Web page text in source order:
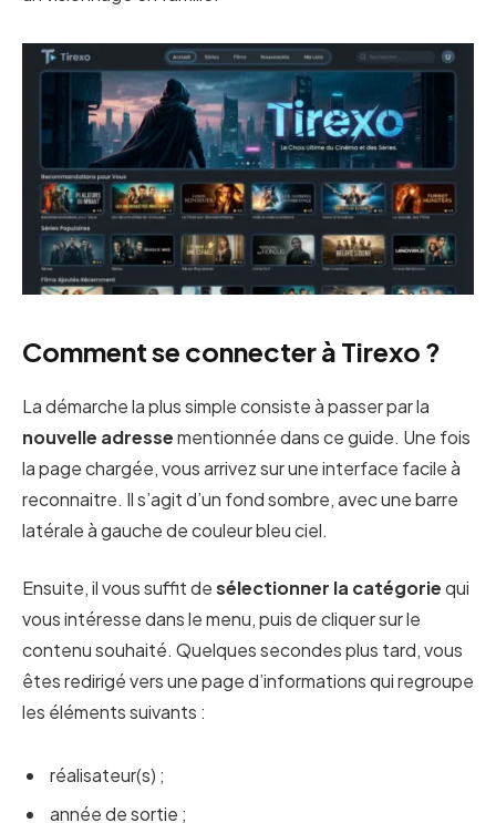
Comment se connecter à Tirexo ?
La démarche la plus simple consiste à passer par la
nouvelle adressementionnée dans ce guide. Une fois
la page chargée, vous arrivez sur une interface facile à
reconnaitre. Il s’agit d’un fond sombre, avec une barre
latérale à gauche de couleur bleu ciel.
Ensuite, il vous suffit desélectionner la catégoriequi
vous intéresse dans le menu, puis de cliquer sur le
contenu souhaité. Quelques secondes plus tard, vous
êtes redirigé vers une page d’informations qui regroupe
les éléments suivants :
réalisateur(s) ;
année de sortie ;